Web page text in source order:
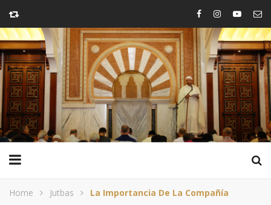
Home Jutbas La Importancia De La Compañía